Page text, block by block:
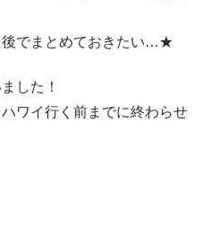
後でまとめておきたい…★
した！
ワイ行く前までに終わらせ